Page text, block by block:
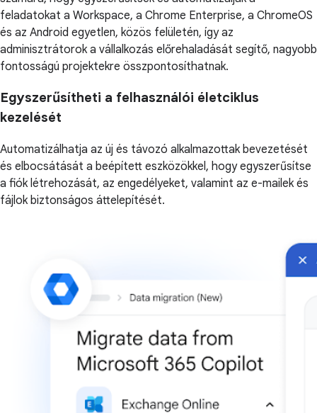
feladatokat a Workspace, a Chrome Enterprise, a ChromeOS
és az Android egyetlen, közös felületén, így az
adminisztrátorok a vállalkozás előrehaladását segítő, nagyobb
fontosságú projektekre összpontosíthatnak.
Egyszerűsítheti a felhasználói életciklus
kezelését
Automatizálhatja az új és távozó alkalmazottak bevezetését
és elbocsátását a beépített eszközökkel, hogy egyszerűsítse
a fiók létrehozását, az engedélyeket, valamint az e-mailek és
fájlok biztonságos áttelepítését.